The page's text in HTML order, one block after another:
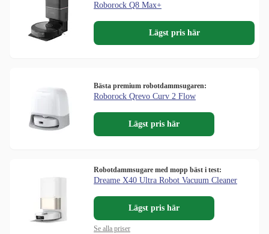
Roborock Q8 Max+
Lägst pris här
Bästa premium robotdammsugaren:
Roborock Qrevo Curv 2 Flow
Lägst pris här
Robotdammsugare med mopp bäst i test:
Dreame X40 Ultra Robot Vacuum Cleaner
Lägst pris här
Se alla priser